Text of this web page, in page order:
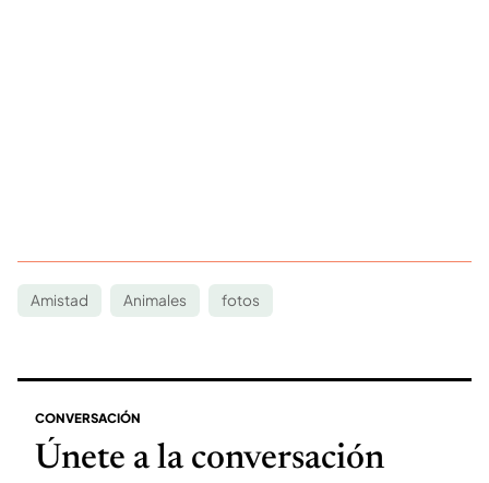
Amistad Animales fotos
CONVERSACIÓN
Únete a la conversación